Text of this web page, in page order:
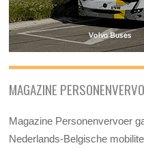
MAGAZINE
Magazine Personenvervoer
Nederlands-Belgische